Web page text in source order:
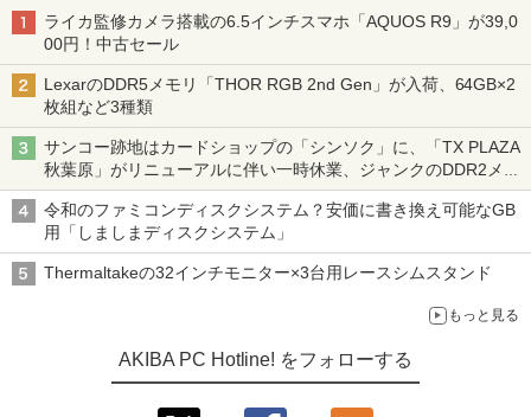
ライカ監修カメラ搭載の6.5インチスマホ「AQUOS R9」が39,0
00円！中古セール
LexarのDDR5メモリ「THOR RGB 2nd Gen」が入荷、64GB×2
枚組など3種類
サンコー跡地はカードショップの「シンソク」に、「TX PLAZA
秋葉原」がリニューアルに伴い一時休業、ジャンクのDDR2メモ
リが100円で販売など～ 最近の秋葉原 ～
令和のファミコンディスクシステム？安価に書き換え可能なGB
用「しましまディスクシステム」
Thermaltakeの32インチモニター×3台用レースシムスタンド
もっと見る
AKIBA PC Hotline! をフォローする